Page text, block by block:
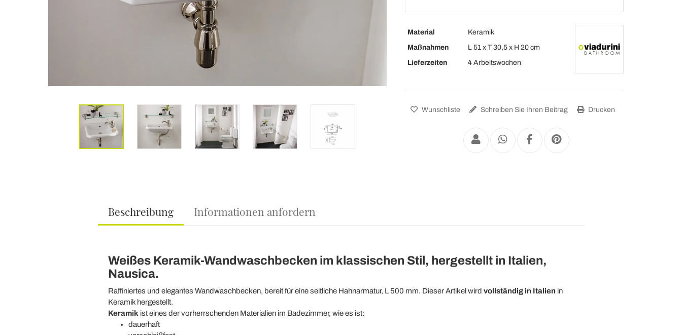
Material
Keramik
Maßnahmen
L 51 x T 30,5 x H 20 cm
Lieferzeiten
4 Arbeitswochen
Wunschliste Schreiben Sie Ihren Beitrag Drucken
Beschreibung Informationen anfordern
Weißes Keramik-Wandwaschbecken im klassischen Stil, hergestellt in Italien,
Nausica.
Raffiniertes und elegantes Wandwaschbecken, bereit für eine seitliche Hahnarmatur, L 500 mm. Dieser Artikel wird vollständig in Italien in
Keramik hergestellt.
Keramik ist eines der vorherrschenden Materialien im Badezimmer, wie es ist:
dauerhaft